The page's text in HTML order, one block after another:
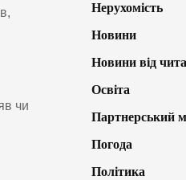
чи
Нерухомість
Новини
Новини від
Освіта
Партнерський
Погода
Політика